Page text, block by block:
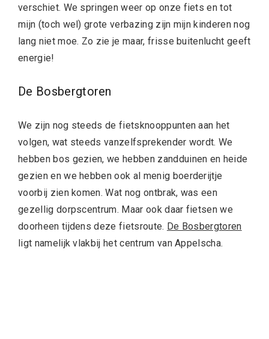
verschiet. We springen weer op onze fiets en tot
mijn (toch wel) grote verbazing zijn mijn kinderen nog
lang niet moe. Zo zie je maar, frisse buitenlucht geeft
energie!
De Bosbergtoren
We zijn nog steeds de fietsknooppunten aan het
volgen, wat steeds vanzelfsprekender wordt. We
hebben bos gezien, we hebben zandduinen en heide
gezien en we hebben ook al menig boerderijtje
voorbij zien komen. Wat nog ontbrak, was een
gezellig dorpscentrum. Maar ook daar fietsen we
doorheen tijdens deze fietsroute. De Bosbergtoren
ligt namelijk vlakbij het centrum van Appelscha.